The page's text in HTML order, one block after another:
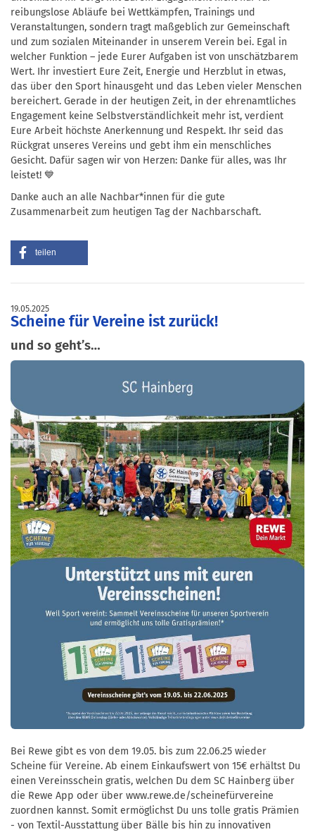
reibungslose Abläufe bei Wettkämpfen, Trainings und
Veranstaltungen, sondern tragt maßgeblich zur Gemeinschaft
und zum sozialen Miteinander in unserem Verein bei. Egal in
welcher Funktion – jede Eurer Aufgaben ist von unschätzbarem
Wert. Ihr investiert Eure Zeit, Energie und Herzblut in etwas,
das über den Sport hinausgeht und das Leben vieler Menschen
bereichert. Gerade in der heutigen Zeit, in der ehrenamtliches
Engagement keine Selbstverständlichkeit mehr ist, verdient
Eure Arbeit höchste Anerkennung und Respekt. Ihr seid das
Rückgrat unseres Vereins und gebt ihm ein menschliches
Gesicht. Dafür sagen wir von Herzen: Danke für alles, was Ihr
leistet! 💙
Danke auch an alle Nachbar*innen für die gute
Zusammenarbeit zum heutigen Tag der Nachbarschaft.
teilen
19.05.2025
Scheine für Vereine ist zurück!
und so geht’s…
Bei Rewe gibt es von dem 19.05. bis zum 22.06.25 wieder
Scheine für Vereine. Ab einem Einkaufswert von 15€ erhältst Du
einen Vereinsschein gratis, welchen Du dem SC Hainberg über
die Rewe App oder über www.rewe.de/scheinefürvereine
zuordnen kannst. Somit ermöglichst Du uns tolle gratis Prämien
- von Textil-Ausstattung über Bälle bis hin zu innovativen